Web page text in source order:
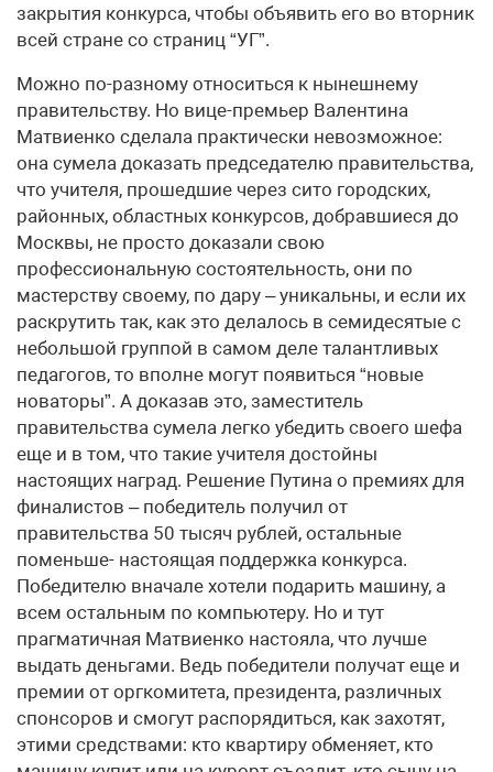
закрытия конкурса, чтобы объявить его во вторник
всей стране со страниц “УГ”.
Можно по-разному относиться к нынешнему
правительству. Но вице-премьер Валентина
Матвиенко сделала практически невозможное:
она сумела доказать председателю правительства,
что учителя, прошедшие через сито городских,
районных, областных конкурсов, добравшиеся до
Москвы, не просто доказали свою
профессиональную состоятельность, они по
мастерству своему, по дару – уникальны, и если их
раскрутить так, как это делалось в семидесятые с
небольшой группой в самом деле талантливых
педагогов, то вполне могут появиться “новые
новаторы”. А доказав это, заместитель
правительства сумела легко убедить своего шефа
еще и в том, что такие учителя достойны
настоящих наград. Решение Путина о премиях для
финалистов – победитель получил от
правительства 50 тысяч рублей, остальные
поменьше- настоящая поддержка конкурса.
Победителю вначале хотели подарить машину, а
всем остальным по компьютеру. Но и тут
прагматичная Матвиенко настояла, что лучше
выдать деньгами. Ведь победители получат еще и
премии от оргкомитета, президента, различных
спонсоров и смогут распорядиться, как захотят,
этими средствами: кто квартиру обменяет, кто